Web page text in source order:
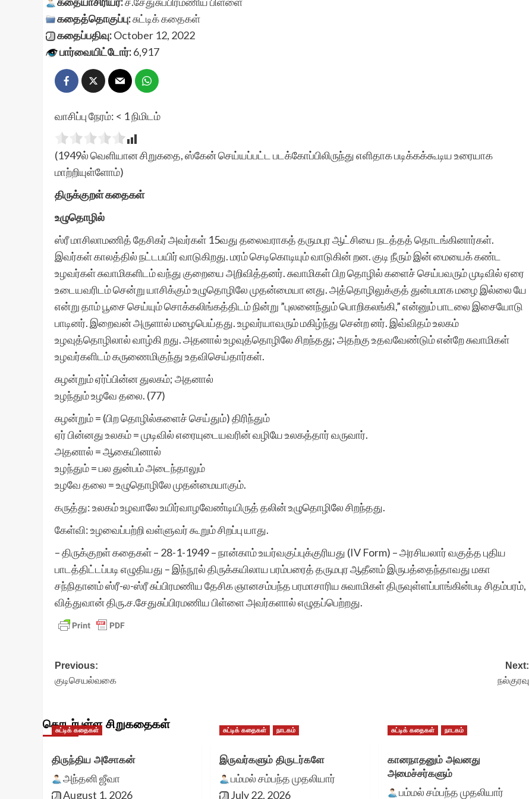
கதைத்தொகுப்பு:சுட்டிக் கதைகள்
கதைப்பதிவு:October 12, 2022
பார்வையிட்டோர்:6,917
வாசிப்பு நேரம்: < 1நிமிடம்
(1949ல் வெளியான சிறுகதை, ஸ்கேன் செய்யப்பட்ட படக்கோப்பிலிருந்து எளிதாக படிக்கக்கூடிய உரையாக
மாற்றியுள்ளோம்)
திருக்குறள் கதைகள்
உழுதொழில்
ஸ்ரீ மாசிலாமணித் தேசிகர் அவர்கள் 15வது தலைவராகத் தருமபுர ஆட்சியை நடத்தத் தொடங்கினார்கள்.
இவர்கள் காலத்தில் நட்டபயிர் வாடுகிறது. மரம் செடிகொடியும் வாடுகின் றன. குடி நீரும் இன் மையைக் கண்ட
உழவர்கள் சுவாமிகளிடம் வந்து குறையை அறிவித்தனர். சுவாமிகள் பிற தொழில் களைச் செய்பவரும் முடிவில் ஏரை
உடையவரிடம் சென்று யாசிக்கும் உழுதொழிலே முதன்மையா னது. அத்தொழிலுக்குத் துன்பமாக மழை இல்லை யே
என்று தாம் பூசை செய்யும் சொக்கலிங்கத்திடம் நின்று ”புலனைந்தும் பொறிகலங்கி,” என்னும் பாடலை இசையோடு
பாடினர். இறைவன் அருளால் மழைபெய்தது. உழவர்யாவரும் மகிழ்ந்து சென்ற னர். இவ்விதம் உலகம்
உழவுத்தொழிலால் வாழ்கி றது. அதனால் உழவுத்தொழிலே சிறந்தது; அதற்கு உதவவேண்டும் என்றே சுவாமிகள்
உழவர்களிடம் கருணைமிகுந்து உதவிசெய்தார்கள்.
சுழன்றும் ஏர்ப்பின்ன துலகம்; அதனால்
உழந்தும் உழவே தலை. (77)
சுழன்றும் = (பிற தொழில்களைச் செய்தும்) திரிந்தும்
ஏர் பின்னது உலகம் = முடிவில் எரையுடையவரின் வழியே உலகத்தார் வருவார்.
அதனால் = ஆகையினால்
உழந்தும் = பல துன்பம் அடைந்தாலும்
உழவே தலை = உழுதொழிலே முதன்மையாகும்.
கருத்து: உலகம் உழவாலே உயிர்வாழவேண்டியிருத் தலின் உழுதொழிலே சிறந்தது.
கேள்வி: உழவைப்பற்றி வள்ளுவர் கூறும் சிறப்பு யாது.
– திருக்குறள் கதைகள் – 28-1-1949 – நான்காம் உயர்வகுப்புக்குரியது (IV Form) – அரசியலார் வகுத்த புதிய
பாடத்திட்டப்படி எழுதியது – இந்நூல் திருக்கயிலாய பரம்பரைத் தருமபுர ஆதீனம் இருபத்தைந்தாவது மகா
சந்நிதானம் ஸ்ரீ-ல-ஸ்ரீ சுப்பிரமணிய தேசிக ஞானசம்பந்த பரமாசாரிய சுவாமிகள் திருவுள்ளப்பாங்கின்படி சிதம்பரம்,
வித்துவான் திரு.ச.சேதுசுப்பிரமணிய பிள்ளை அவர்களால் எழுதப்பெற்றது.
Post
navigation
Previous:
குடிசெயல்வகை
Next:
நல்குரவு
தொடர்புள்ள சிறுகதைகள்
சுட்டிக் கதைகள்
திருந்திய அசோகன்
அந்தனி ஜீவா
August 1, 2026
சுட்டிக் கதைகள் நாடகம்
இருவர்களும் திருடர்களே
பம்மல் சம்பந்த முதலியார்
July 22, 2026
சுட்டிக் கதைகள் நாடகம்
கானநாதனும் அவனது
அமைச்சர்களும்
பம்மல் சம்பந்த முதலியார்
சிறுகதைகள்.காம் மூத்த,
கொண்டுள்ள பொக்கிஷம்.
ஆரம்ப கட்ட
அடித்தளம் அமைத்து
கொடுக்கும் அற்புதமான